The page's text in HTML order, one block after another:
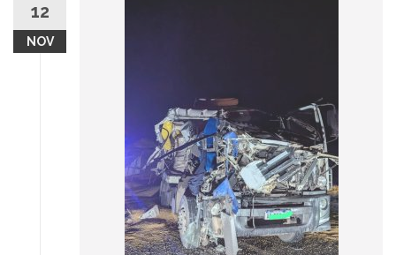
12
NOV